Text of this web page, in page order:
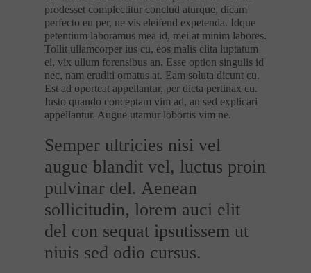
prodesset complectitur conclud aturque, dicam
perfecto eu per, ne vis eleifend expetenda. Idque
petentium laboramus mea id, mei at minim labores.
Tollit ullamcorper ius cu, eos malis clita luptatum
ei, vix ullum forensibus an. Esse option singulis id
nec, nam eruditi ornatus at. Eam soluta dicunt cu.
Est ad oporteat appellantur, per dicta pertinax cu.
Iusto quando conceptam vim ad, an sed explicari
appellantur. Augue utamur lobortis vim ne.
Semper ultricies nisi vel
augue blandit vel, luctus proin
pulvinar del. Aenean
sollicitudin, lorem auci elit
del con sequat ipsutissem ut
niuis sed odio cursus.